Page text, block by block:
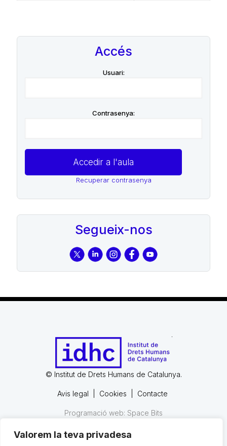
Valorem la teva privadesa
Accés
Usuari:
Contrasenya:
Recuperar contrasenya
Segueix-nos
© Institut de Drets Humans de Catalunya.
Avis legal Cookies Contacte
Programació web: Space Bits